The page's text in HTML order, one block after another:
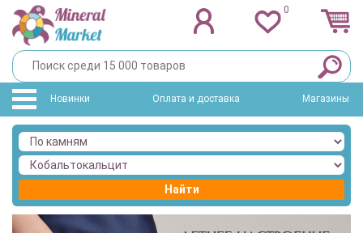
0
Новинки Оплата и доставка Магазины
Найти